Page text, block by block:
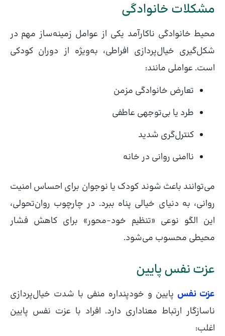
مشکلات خانوادگی
محیط خانوادگی ناکارآمد یکی از عوامل زمینه‌ساز مهم در
شکل‌گیری خیال‌پردازی افراطی، به‌ویژه از دوران کودکی
است. عواملی مانند:
تعارض خانوادگی مزمن
طرد یا بی‌توجهی عاطفی
کنترل‌گری شدید
ناامنی روانی در خانه
می‌توانند باعث شوند کودک یا نوجوان برای احساس امنیت
روانی، به دنیای خیالی پناه ببرد. در چارچوب روان‌تحولی،
این الگو نوعی «تنظیم خود-محور» برای کاهش فشار
محیطی محسوب می‌شود.
عزت نفس پایین
عزت نفس پایین و خودپنداره منفی با شدت خیال‌پردازی
ناسازگار ارتباط معناداری دارد. افراد با عزت نفس پایین
اغلب: